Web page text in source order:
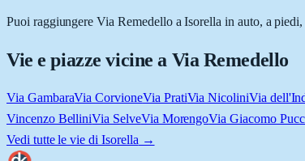
Puoi raggiungere Via Remedello a Isorella in auto, a
Vie e piazze vicine a Via Remedello
Via GambaraVia CorvioneVia PratiVia NicoliniVia
Vincenzo BelliniVia SelveVia MorengoVia Giacomo
Vedi tutte le vie di Isorella →